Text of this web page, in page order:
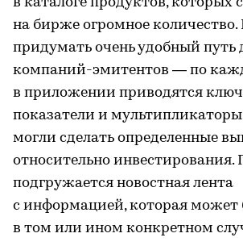
на бирже огромное
придумать очень удобный путь
компаний-эмитентов — по
в приложении приводятся
показатели и
могли сделать определенные
относительно инвестирования.
подгружается новостная лента
с информацией, которая может
в том или ином конкретном